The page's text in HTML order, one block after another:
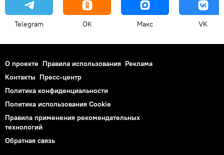
Telegram OK Макс VK
О проекте Правила использования Реклама
Контакты Пресс-центр
Политика конфиденциальности
Политика использования Cookie
Правила применения рекомендательных
технологий
Обратная связь